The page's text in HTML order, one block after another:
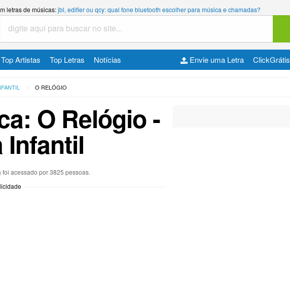
letras de músicas:jbl, edifier ou qcy: qual fone bluetooth escolher para música e chamadas?
Top Artistas Top Letras Notícias ClickGrátis
Envie uma Letra
O RELÓGIO
O Relógio -
Infantil
acessado por 3825 pessoas.